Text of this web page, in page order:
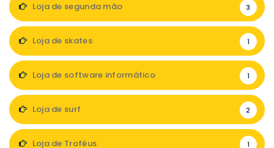
Loja de segunda mão 3
Loja de skates 1
Loja de software informático 1
Loja de surf 2
Loja de Troféus 1